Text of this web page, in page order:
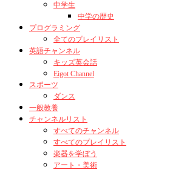
中学生
中学の歴史
プログラミング
全てのプレイリスト
英語チャンネル
キッズ英会話
Eigot Channel
スポーツ
ダンス
一般教養
チャンネルリスト
すべてのチャンネル
すべてのプレイリスト
楽器を学ぼう
アート・美術